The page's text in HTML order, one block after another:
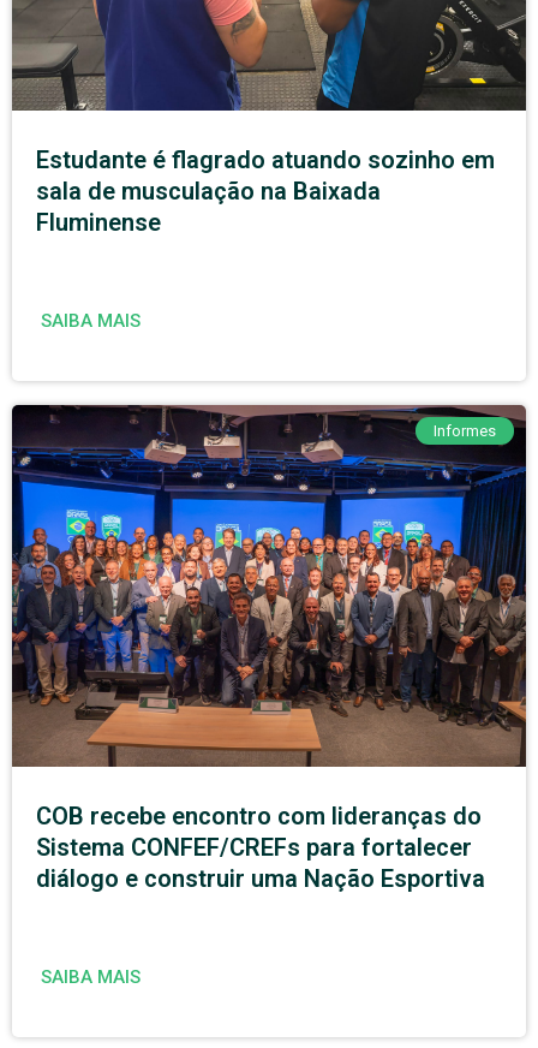
Estudante é flagrado atuando sozinho em
sala de musculação na Baixada
Fluminense
SAIBA MAIS
Informes
COB recebe encontro com lideranças do
Sistema CONFEF/CREFs para fortalecer
diálogo e construir uma Nação Esportiva
SAIBA MAIS